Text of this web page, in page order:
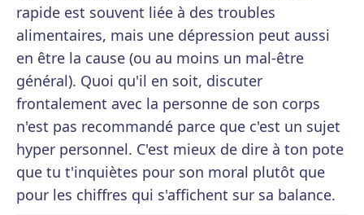
rapide est souvent liée à des troubles
alimentaires, mais une dépression peut aussi
en être la cause (ou au moins un mal-être
général). Quoi qu'il en soit, discuter
frontalement avec la personne de son corps
n'est pas recommandé parce que c'est un sujet
hyper personnel. C'est mieux de dire à ton pote
que tu t'inquiètes pour son moral plutôt que
pour les chiffres qui s'affichent sur sa balance.